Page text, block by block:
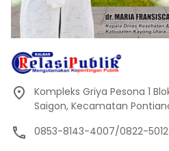
Kompleks Griya Pesona 1
Saigon, Kecamatan
0853-8143-4007/0822-